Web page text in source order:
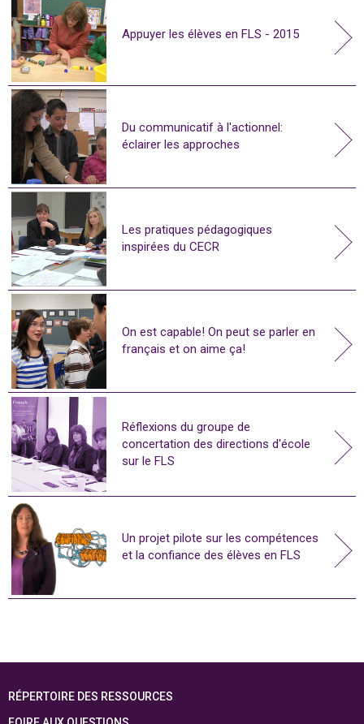
Appuyer les élèves en FLS - 2015
Du communicatif à l'actionnel:
éclairer les approches
Les pratiques pédagogiques
inspirées du CECR
On est capable! On peut se parler en
français et on aime ça!
Réflexions du groupe de
concertation des directions d'école
sur le FLS
Un projet pilote sur les compétences
et la confiance des élèves en FLS
RÉPERTOIRE DES RESSOURCES